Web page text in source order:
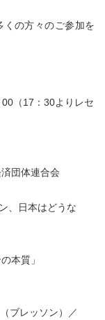
の方々のご参加を
（17：30よりレセ
団体連合会
、日本はどうな
本質」
レッソン）／